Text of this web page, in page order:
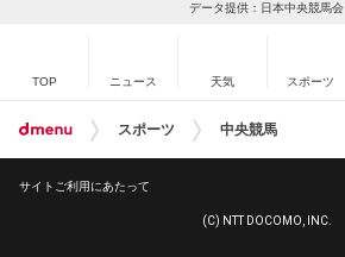
データ提供：日本中央競馬会
TOP ニュース 天気 スポーツ
スポーツ 中央競馬
サイトご利用にあたって
(C) NTT DOCOMO, INC.